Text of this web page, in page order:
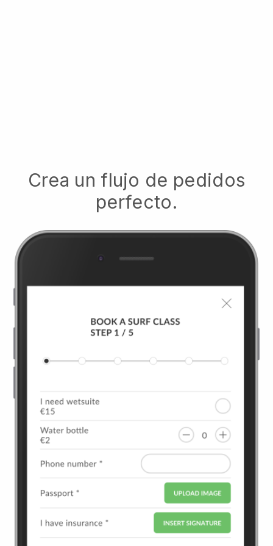
Crea un flujo de pedidos
perfecto.